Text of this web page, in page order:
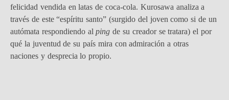
felicidad vendida en latas de coca-cola. Kurosawa analiza a
través de este “espíritu santo” (surgido del joven como si de un
autómata respondiendo alping de su creador se tratara) el por
qué la juventud de su país mira con admiración a otras
naciones y desprecia lo propio.